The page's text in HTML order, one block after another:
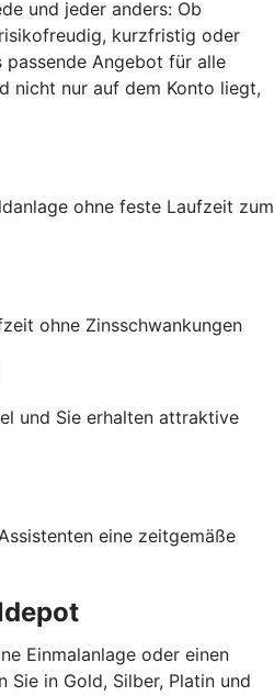
und jeder anders: Ob
kurzfristig oder
passende Angebot für alle
nicht nur auf dem Konto liegt,
ohne feste Laufzeit zum
ohne Zinsschwankungen
und Sie erhalten attraktive
eine zeitgemäße
Einmalanlage oder einen
Sie in Gold, Silber, Platin und